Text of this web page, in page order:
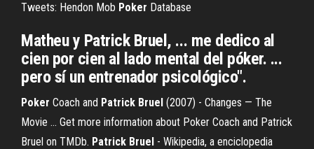
Tweets: Hendon Mob Poker Database
Matheu y Patrick Bruel, ... me dedico al
cien por cien al lado mental del póker. ...
pero sí un entrenador psicológico".
Poker Coach and Patrick Bruel (2007) - Changes — The
Movie ... Get more information about Poker Coach and Patrick
Bruel on TMDb. Patrick Bruel - Wikipedia, a enciclopedia